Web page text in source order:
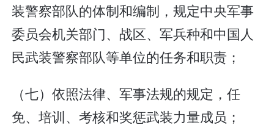
装警察部队的体制和编制，规定中央军事
委员会机关部门、战区、军兵种和中国人
民武装警察部队等单位的任务和职责；
（七）依照法律、军事法规的规定，任
免、培训、考核和奖惩武装力量成员；